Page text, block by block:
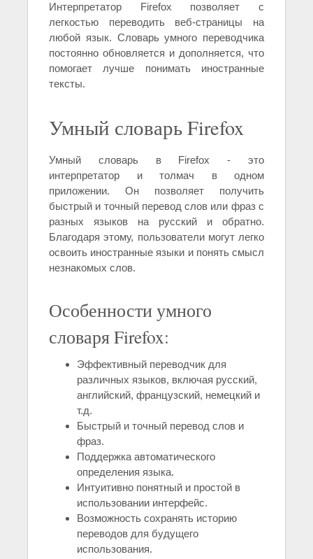
Интерпретатор Firefox позволяет с
легкостью переводить веб-страницы на
любой язык. Словарь умного переводчика
постоянно обновляется и дополняется, что
помогает лучше понимать иностранные
тексты.
Умный словарь Firefox
Умный словарь в Firefox - это
интерпретатор и толмач в одном
приложении. Он позволяет получить
быстрый и точный перевод слов или фраз с
разных языков на русский и обратно.
Благодаря этому, пользователи могут легко
освоить иностранные языки и понять смысл
незнакомых слов.
Особенности умного
словаря Firefox:
Эффективный переводчик для
различных языков, включая русский,
английский, французский, немецкий и
т.д.
Быстрый и точный перевод слов и
фраз.
Поддержка автоматического
определения языка.
Интуитивно понятный и простой в
использовании интерфейс.
Возможность сохранять историю
переводов для будущего
использования.